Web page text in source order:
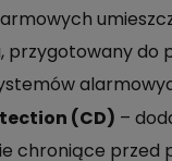
przygotowany do
(CD) –
chroniące przed